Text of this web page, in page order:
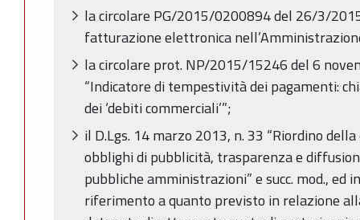
la circolare PG/2015/0200894 del 26/3/
fatturazione elettronica
la circolare prot. NP/2015/15246 del 6
“Indicatore di tempestività dei pagamenti:
dei ‘debiti commerciali’”;
il D.Lgs. 14 marzo 2013, n. 33 “Riordino
obblighi di pubblicità, trasparenza e
pubbliche amministrazioni” e succ. mod., ed
riferimento a quanto previsto in relazione